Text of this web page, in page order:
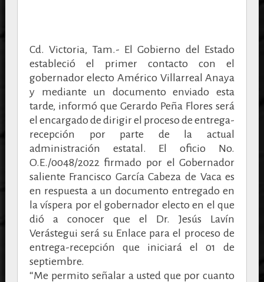
Cd. Victoria, Tam.- El Gobierno del Estado
estableció el primer contacto con el
gobernador electo Américo Villarreal Anaya
y mediante un documento enviado esta
tarde, informó que Gerardo Peña Flores será
el encargado de dirigir el proceso de entrega-
recepción por parte de la actual
administración estatal. El oficio No.
O.E./0048/2022 firmado por el Gobernador
saliente Francisco García Cabeza de Vaca es
en respuesta a un documento entregado en
la víspera por el gobernador electo en el que
dió a conocer que el Dr. Jesús Lavín
Verástegui será su Enlace para el proceso de
entrega-recepción que iniciará el 01 de
septiembre.
“Me permito señalar a usted que por cuanto